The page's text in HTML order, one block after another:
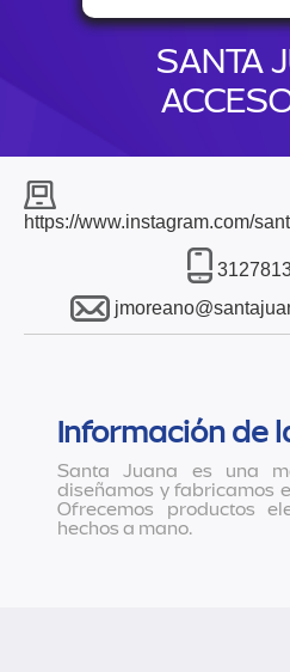
SANTA
https://www.instagram.com/
Información de
Santa Juana es una
diseñamos y fabricamos
Ofrecemos productos
hechos a mano.